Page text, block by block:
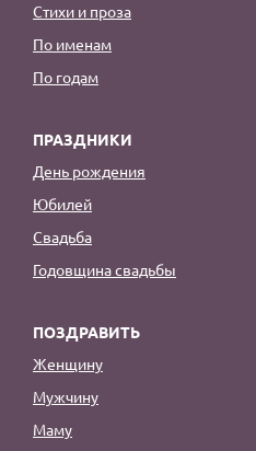
Стихи и проза
По именам
По годам
ПРАЗДНИКИ
День рождения
Юбилей
Свадьба
Годовщина свадьбы
ПОЗДРАВИТЬ
Женщину
Мужчину
Маму